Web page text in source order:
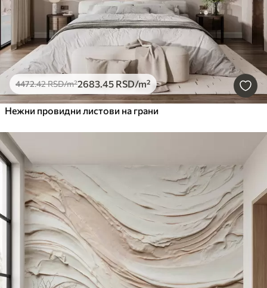
4472.42RSD/m²2683.45 RSD/m²
Нежни провидни листови на грани